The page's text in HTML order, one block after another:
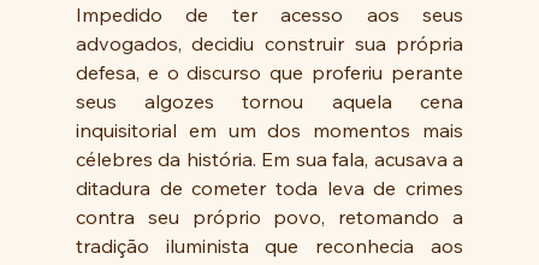
Impedido de ter acesso aos seus
advogados, decidiu construir sua própria
defesa, e o discurso que proferiu perante
seus algozes tornou aquela cena
inquisitorial em um dos momentos mais
célebres da história. Em sua fala, acusava a
ditadura de cometer toda leva de crimes
contra seu próprio povo, retomando a
tradição iluminista que reconhecia aos